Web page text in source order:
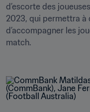
d’escorte des
2023, qui permettra à
d’accompagner les
match.